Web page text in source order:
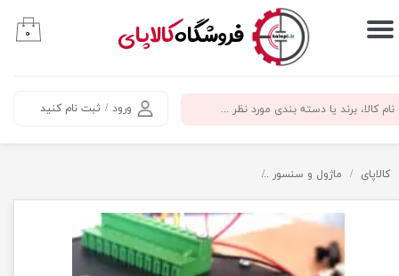
​فروشگاهکالاپای
ورود / ثبت نام کنید
حساب کاربری من
سفارشات
۰
کالاپای ماژول و سنسور